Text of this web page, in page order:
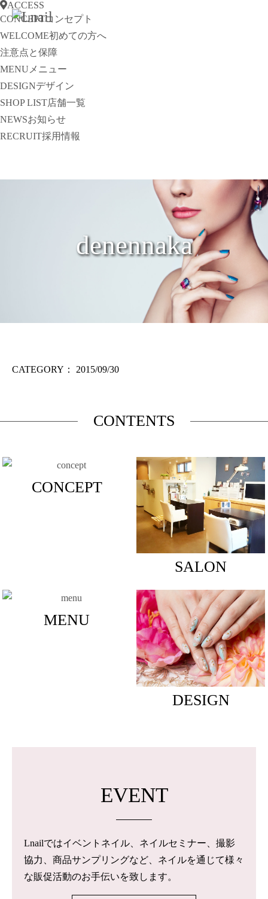
ACCESS
CONCEPTコンセプト
WELCOME初めての方へ
注意点と保障
MENU メニュー
DESIGNデザイン
SHOP LIST店舗一覧
NEWSお知らせ
RECRUIT採用情報
denennaka
CATEGORY： 2015/09/30
CONTENTS
CONCEPT
SALON
MENU
DESIGN
EVENT
Lnailではイベントネイル、ネイルセミナー、撮影
協力、商品サンプリングなど、ネイルを通じて様々
な販促活動のお手伝いを致します。